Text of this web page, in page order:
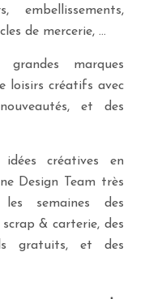
de mercerie, …
marques
loisirs créatifs avec
et des
idées créatives en
Design Team très
semaines des
& carterie, des
gratuits, et des